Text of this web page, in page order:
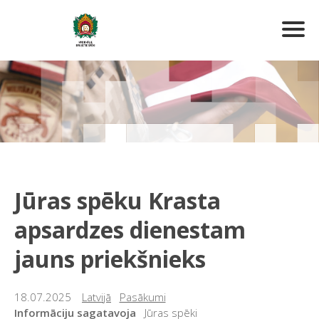
Jūras spēku Krasta
apsardzes dienestam
jauns priekšnieks
18.07.2025 Latvijā
Pasākumi
Informāciju sagatavoja
Jūras spēki